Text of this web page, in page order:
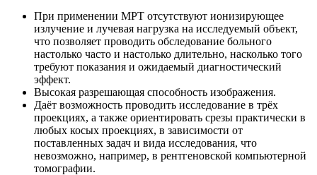
При применении МРТ отсутствуют ионизирующее
излучение и лучевая нагрузка на исследуемый объект,
что позволяет проводить обследование больного
настолько часто и настолько длительно, насколько того
требуют показания и ожидаемый диагностический
эффект.
Высокая разрешающая способность изображения.
Даёт возможность проводить исследование в трёх
проекциях, а также ориентировать срезы практически в
любых косых проекциях, в зависимости от
поставленных задач и вида исследования, что
невозможно, например, в рентгеновской компьютерной
томографии.